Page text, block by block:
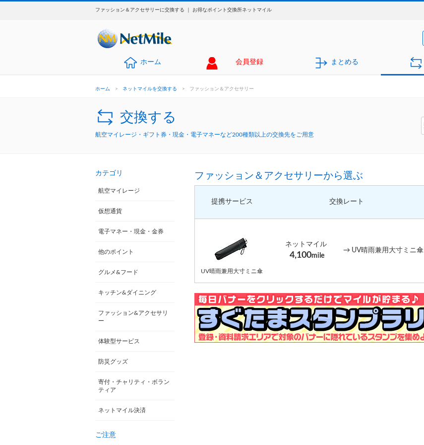
ファッション＆アクセサリーに交換する ｜ お得なポイント交換所ネットマイル
ホーム 会員登録 まとめる
ホーム > ネットマイルを交換する > ファッション＆アクセサリー
交換する
航空マイレージ・ギフト券・現金・電子マネーなど200種類以上の交換先をご用意
カテゴリ
航空マイレージ
仮想通貨
電子マネー・現金・金券
他のポイント
グルメ&フード
キッチン&ダイニング
ファッション&アクセサリ
ー
体験型サービス
防災グッズ
寄付・チャリティ・ボラン
ティア
ネットマイル決済
ご注意
ファッション＆アクセサリーから選ぶ
提携サービス 交換レート
UV晴雨兼用大寸ミニ傘
ネットマイル
4,100mile
→ UV晴雨兼用大寸ミニ傘